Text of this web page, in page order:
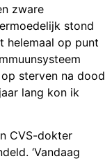
zware
stond
helemaal op punt
sterven na dood
lang kon ik
CVS-dokter
‘Vandaag